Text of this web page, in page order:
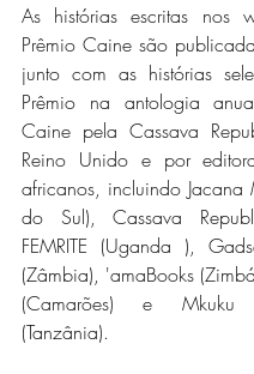
As histórias escritas nos
Prêmio Caine são
junto com as histórias
Prêmio na antologia
Caine pela Cassava
Reino Unido e por
africanos, incluindo Jacana
do Sul), Cassava
FEMRITE (Uganda ),
(Zâmbia), 'amaBooks
(Camarões) e
(Tanzânia).